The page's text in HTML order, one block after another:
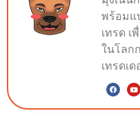
พร้อมแ
เทรด
ในโลก
เทรดเ